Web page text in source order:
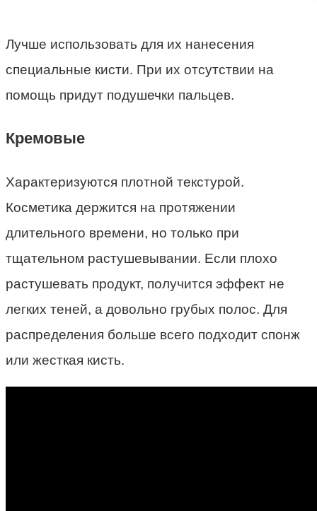
Лучше использовать для их нанесения
специальные кисти. При их отсутствии на
помощь придут подушечки пальцев.
Кремовые
Характеризуются плотной текстурой.
Косметика держится на протяжении
длительного времени, но только при
тщательном растушевывании. Если плохо
растушевать продукт, получится эффект не
легких теней, а довольно грубых полос. Для
распределения больше всего подходит спонж
или жесткая кисть.